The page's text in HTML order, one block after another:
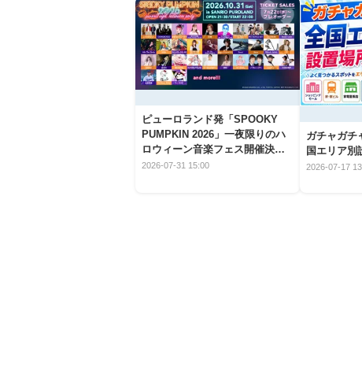
ピューロランド発「SPOOKY
PUMPKIN 2026」一夜限りのハ
ロウィーン音楽フェス開催決
定！
2026-07-31 15:00
ガチャガチ
国エリア別
2026-07-17